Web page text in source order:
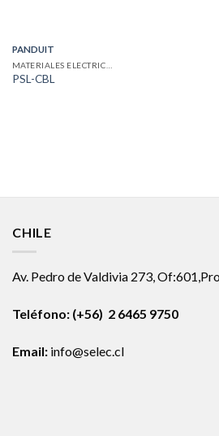
PANDUIT
PSL-CBL
CHILE
Av. Pedro de Valdivia 273,
Teléfono: (+56) 2 6465 9750
Email: info@selec.cl